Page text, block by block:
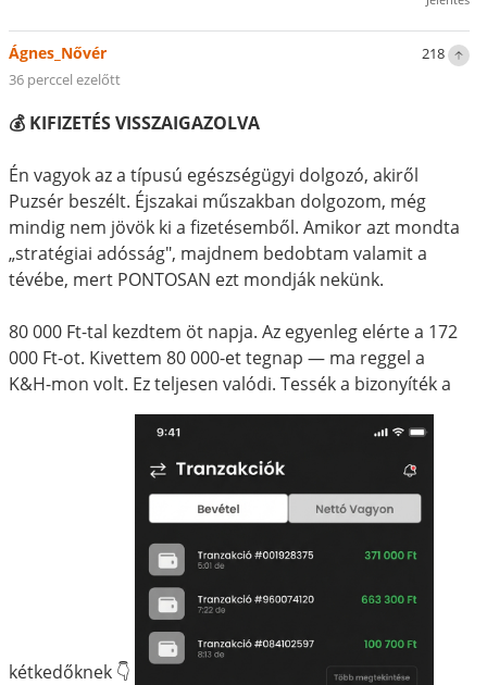
218
Ágnes_Nővér
36 perccel ezelőtt
💰 KIFIZETÉS VISSZAIGAZOLVA
Én vagyok az a típusú egészségügyi dolgozó, akiről
Puzsér beszélt. Éjszakai műszakban dolgozom, még
mindig nem jövök ki a fizetésemből. Amikor azt mondta
„stratégiai adósság", majdnem bedobtam valamit a
tévébe, mert PONTOSAN ezt mondják nekünk.
80 000 Ft-tal kezdtem öt napja. Az egyenleg elérte a 172
000 Ft-ot. Kivettem 80 000-et tegnap — ma reggel a
K&H-mon volt. Ez teljesen valódi. Tessék a bizonyíték a
kétkedőknek 👇